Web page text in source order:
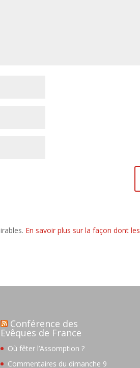
En savoir plus sur la façon dont
Conférence des
Evêques de France
Où fêter l’Assomption ?
Commentaires du dimanche 9